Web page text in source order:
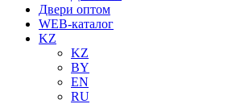
Двери оптом
WEB-каталог
KZ
KZ
BY
EN
RU